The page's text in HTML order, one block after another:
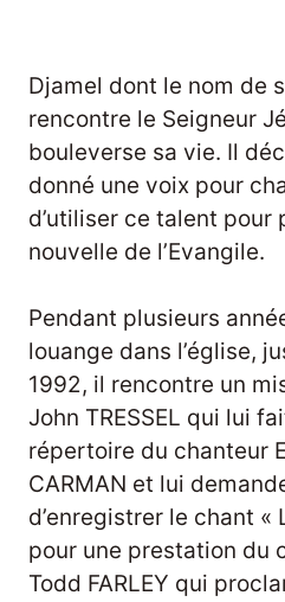
Djamel dont le nom de
rencontre le Seigneur
bouleverse sa vie. Il
donné une voix pour
d’utiliser ce talent pour
nouvelle de l’Evangile.
Pendant plusieurs
louange dans l’église,
1992, il rencontre un
John TRESSEL qui lui
répertoire du chanteur
CARMAN et lui
d’enregistrer le chant «
pour une prestation du
Todd FARLEY qui